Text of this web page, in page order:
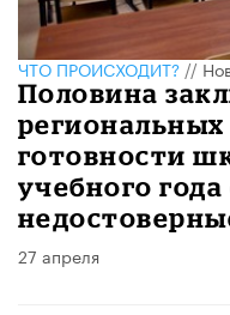
ЧТО ПРОИСХОДИТ?//
Половина
готовности
учебного
27 апреля